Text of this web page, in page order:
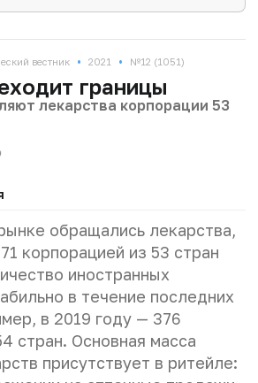
вестник • 2021 • №12 (1051)
границы
лекарства корпорации 53
обращались лекарства,
корпорацией из 53 стран
иностранных
в течение последних
в 2019 году — 376
стран. Основная масса
присутствует в ритейле: